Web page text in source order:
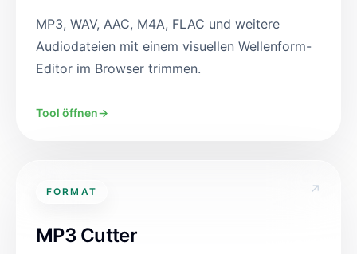
MP3, WAV, AAC, M4A, FLAC und weitere
Audiodateien mit einem visuellen Wellenform-
Editor im Browser trimmen.
Tool öffnen→
FORMAT ↗
MP3 Cutter